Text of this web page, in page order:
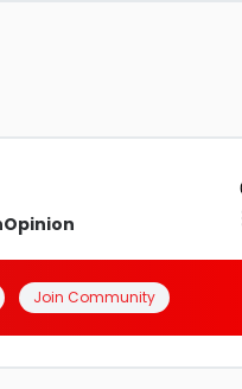
Opinion
Join Community